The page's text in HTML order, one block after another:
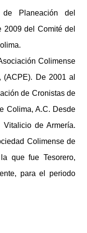
Planeación del
2009 del Comité del
Colimense
(ACPE). De 2001 al
de Cronistas de
Colima, A.C. Desde
de Armería.
Colimense de
que fue Tesorero,
para el periodo